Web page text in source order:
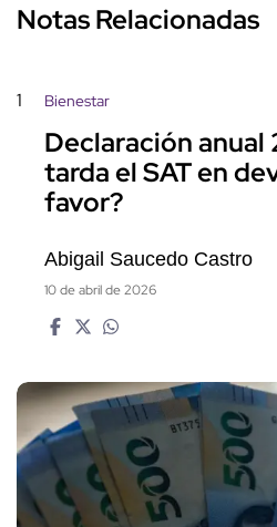
Notas Relacionadas
1 Bienestar
Declaración anual
tarda el SAT en
favor?
Abigail Saucedo Castro
10 de abril de 2026